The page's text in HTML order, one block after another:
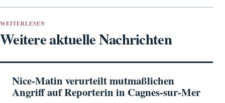
WEITERLESEN
Weitere aktuelle Nachrichten
Nice-Matin verurteilt mutmaßlichen
Angriff auf Reporterin in Cagnes-sur-Mer